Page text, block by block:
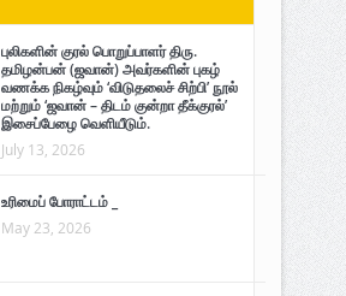
புலிகளின் குரல் பொறுப்பாளர் திரு.
தமிழன்பன் (ஜவான்) அவர்களின் புகழ்
வணக்க நிகழ்வும் ‘விடுதலைச் சிற்பி’ நூல்
மற்றும் ‘ஜவான் – திடம் குன்றா தீக்குரல்’
இசைப்பேழை வெளியீடும்.
July 13, 2026
உரிமைப் போராட்டம் _
May 23, 2026